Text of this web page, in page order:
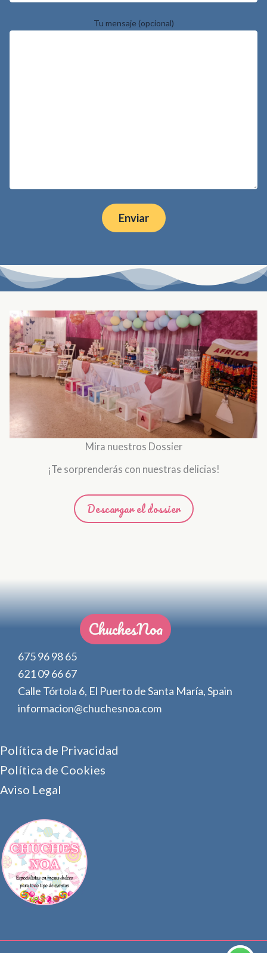
Tu mensaje (opcional)
Mira nuestros Dossier
¡Te sorprenderás con nuestras delicias!
Descargar el dossier
ChuchesNoa
675 96 98 65
621 09 66 67
Calle Tórtola 6, El Puerto de Santa María, Spain
informacion@chuchesnoa.com
Política de Privacidad
Política de Cookies
Aviso Legal